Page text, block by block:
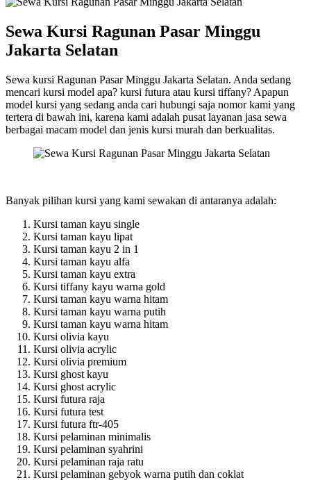
Sewa Kursi Ragunan Pasar Minggu
Jakarta Selatan
Sewa kursi Ragunan Pasar Minggu Jakarta Selatan. Anda sedang
mencari kursi model apa? kursi futura atau kursi tiffany? Apapun
model kursi yang sedang anda cari hubungi saja nomor kami yang
tertera di bawah ini, karena kami adalah pusat layanan jasa sewa
berbagai macam model dan jenis kursi murah dan berkualitas.
Banyak pilihan kursi yang kami sewakan di antaranya adalah:
Kursi taman kayu single
Kursi taman kayu lipat
Kursi taman kayu 2 in 1
Kursi taman kayu alfa
Kursi taman kayu extra
Kursi tiffany kayu warna gold
Kursi taman kayu warna hitam
Kursi taman kayu warna putih
Kursi taman kayu warna hitam
Kursi olivia kayu
Kursi olivia acrylic
Kursi olivia premium
Kursi ghost kayu
Kursi ghost acrylic
Kursi futura raja
Kursi futura test
Kursi futura ftr-405
Kursi pelaminan minimalis
Kursi pelaminan syahrini
Kursi pelaminan raja ratu
Kursi pelaminan gebyok warna putih dan coklat